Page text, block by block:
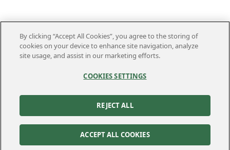
Kontakt
By clicking “Accept All Cookies”, you agree to the storing of
cookies on your device to enhance site navigation, analyze
site usage, and assist in our marketing efforts.
COOKIES SETTINGS
REJECT ALL
ACCEPT ALL COOKIES